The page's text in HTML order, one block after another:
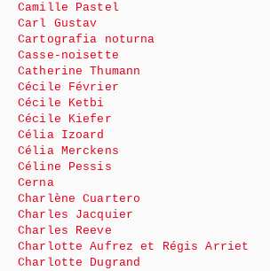
Camille Pastel
Carl Gustav
Cartografia noturna
Casse-noisette
Catherine Thumann
Cécile Février
Cécile Ketbi
Cécile Kiefer
Célia Izoard
Célia Merckens
Céline Pessis
Cerna
Charlène Cuartero
Charles Jacquier
Charles Reeve
Charlotte Aufrez et Régis Arriet
Charlotte Dugrand